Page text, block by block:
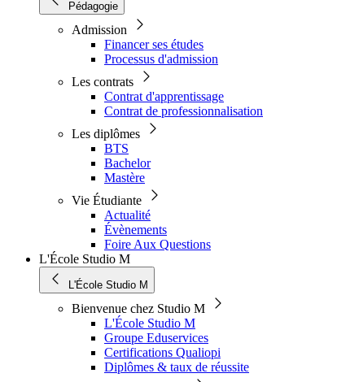
Pédagogie
Admission
Financer ses études
Processus d'admission
Les contrats
Contrat d'apprentissage
Contrat de professionnalisation
Les diplômes
BTS
Bachelor
Mastère
Vie Étudiante
Actualité
Évènements
Foire Aux Questions
L'École Studio M
L'École Studio M
Bienvenue chez Studio M
L'École Studio M
Groupe Eduservices
Certifications Qualiopi
Diplômes & taux de réussite